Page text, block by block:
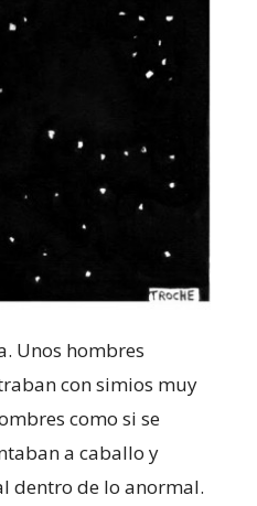
Unos hombres
con simios muy
como si se
a caballo y
dentro de lo anormal.